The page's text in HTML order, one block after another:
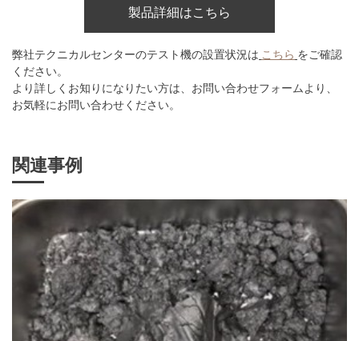
製品詳細はこちら
弊社テクニカルセンターのテスト機の設置状況は こちら をご確認
ください。
より詳しくお知りになりたい方は、お問い合わせフォームより、
お気軽にお問い合わせください。
関連事例